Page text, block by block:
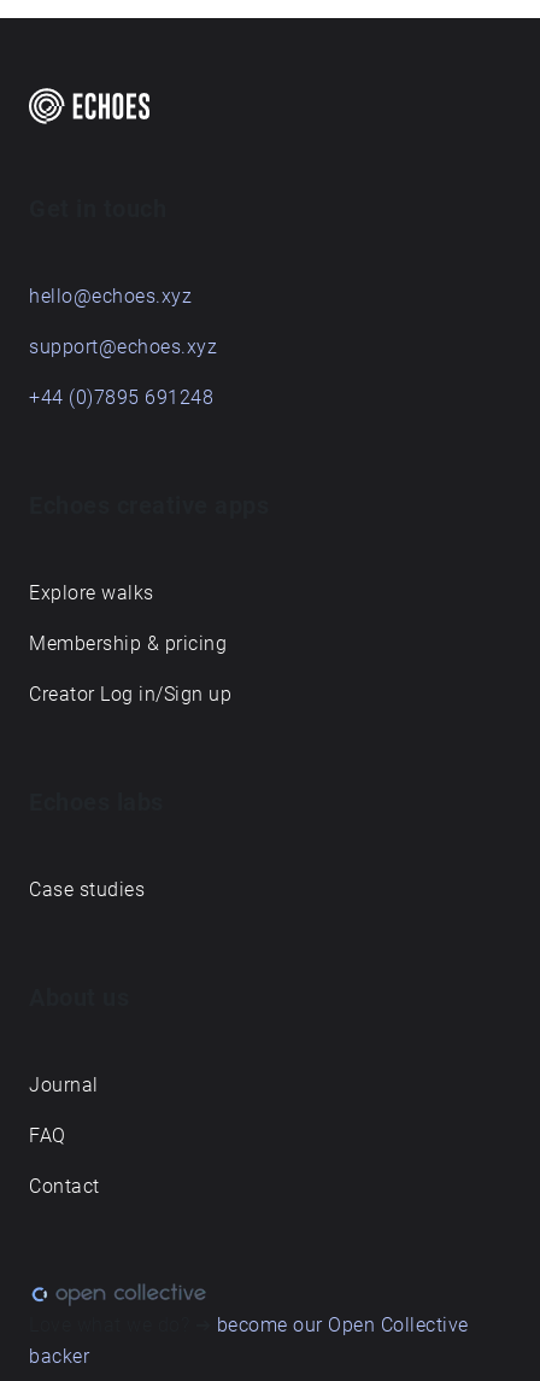
hello@echoes.xyz
support@echoes.xyz
+44 (0)7895 691248
Explore walks
Membership & pricing
Creator Log in/Sign up
Case studies
Journal
FAQ
Contact
become our Open Collective
backer